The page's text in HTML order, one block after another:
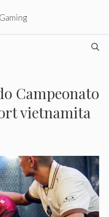
Campeonato
vietnamita